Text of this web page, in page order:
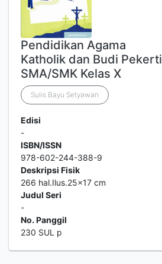
Pendidikan Agama
Katholik dan Budi Pekerti
SMA/SMK Kelas X
Sulis Bayu Setyawan
Edisi
-
ISBN/ISSN
978-602-244-388-9
Deskripsi Fisik
266 hal.Ilus.25x17 cm
Judul Seri
-
No. Panggil
230 SUL p